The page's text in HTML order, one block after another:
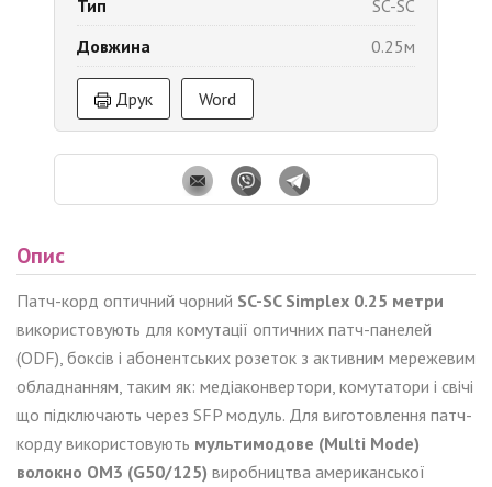
Тип
SC-SC
Довжина
0.25м
Друк Word
Опис
Патч-корд оптичний чорний SC-SC Simplex 0.25 метри
використовують для комутації оптичних патч-панелей
(ODF), боксів і абонентських розеток з активним мережевим
обладнанням, таким як: медіаконвертори, комутатори і свічі
що підключають через SFP модуль. Для виготовлення патч-
корду використовують мультимодове (Multi Mode)
волокно OM3 (G50/125) виробництва американської